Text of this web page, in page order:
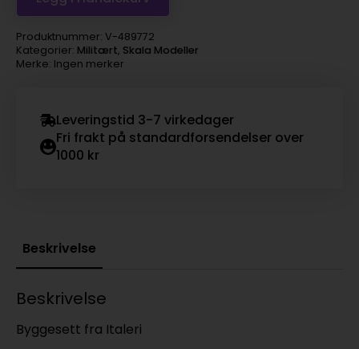
Produktnummer: V-489772
Kategorier: Militært, Skala Modeller
Merke: Ingen merker
Leveringstid 3-7 virkedager
Fri frakt på standardforsendelser over
1000 kr
Beskrivelse
Beskrivelse
Byggesett fra Italeri